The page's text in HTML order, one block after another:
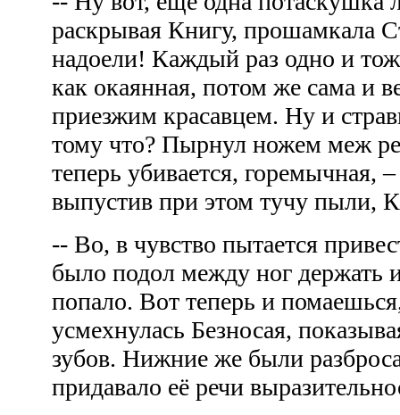
раскрывая Книгу, прошамкала
надоели! Каждый раз одно и
как окаянная, потом же сама и
приезжим красавцем. Ну и
тому что? Пырнул ножем меж
теперь убивается, горемычная,
выпустив при этом тучу пыли,
-- Во, в чувство пытается
было подол между ног держать
попало. Вот теперь и
усмехнулась Безносая,
зубов. Нижние же были
придавало её речи